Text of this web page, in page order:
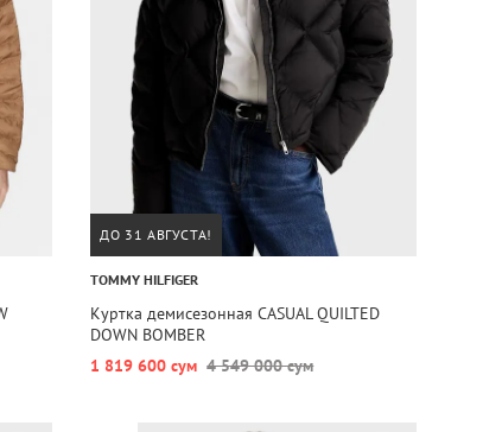
ДО 31 АВГУСТА!
TOMMY HILFIGER
Куртка демисезонная CASUAL QUILTED
DOWN BOMBER
1 819 600 сум 4 549 000 сум